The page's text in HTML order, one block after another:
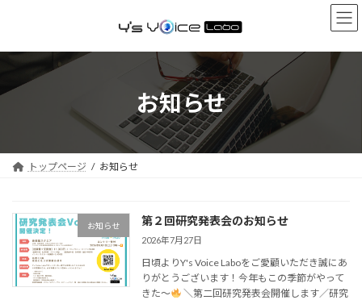
ン
へ
プ
ー
ョ
動
お知らせ
トップページ お知らせ
お知らせ 第２回研究発表会のお知らせ
2026年7月27日
日頃よりY's Voice Laboをご愛顧いただき誠にあ
りがとうございます！今年もこの季節がやって
きた〜
＼第二回研究発表会開催します／研究